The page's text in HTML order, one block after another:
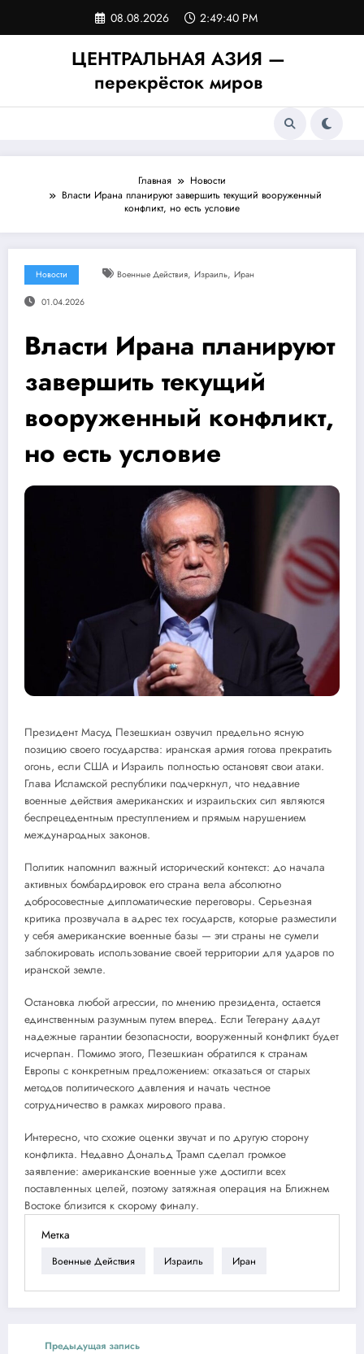
содержимому
08.08.2026 2:49:40 PM
ЦЕНТРАЛЬНАЯ АЗИЯ —
перекрёсток миров
Главная
Новости
Власти Ирана планируют завершить текущий вооруженный
конфликт, но есть условие
Новости Военные Действия, Израиль, Иран
01.04.2026
Власти Ирана планируют
завершить текущий
вооруженный конфликт,
но есть условие
Президент Масуд Пезешкиан озвучил предельно ясную
позицию своего государства: иранская армия готова прекратить
огонь, если США и Израиль полностью остановят свои атаки.
Глава Исламской республики подчеркнул, что недавние
военные действия американских и израильских сил являются
беспрецедентным преступлением и прямым нарушением
международных законов.
Политик напомнил важный исторический контекст: до начала
активных бомбардировок его страна вела абсолютно
добросовестные дипломатические переговоры. Серьезная
критика прозвучала в адрес тех государств, которые разместили
у себя американские военные базы — эти страны не сумели
заблокировать использование своей территории для ударов по
иранской земле.
Остановка любой агрессии, по мнению президента, остается
единственным разумным путем вперед. Если Тегерану дадут
надежные гарантии безопасности, вооруженный конфликт будет
исчерпан. Помимо этого, Пезешкиан обратился к странам
Европы с конкретным предложением: отказаться от старых
методов политического давления и начать честное
сотрудничество в рамках мирового права.
Интересно, что схожие оценки звучат и по другую сторону
конфликта. Недавно Дональд Трамп сделал громкое
заявление: американские военные уже достигли всех
поставленных целей, поэтому затяжная операция на Ближнем
Востоке близится к скорому финалу.
Метка
Военные Действия Израиль Иран
Предыдущая запись